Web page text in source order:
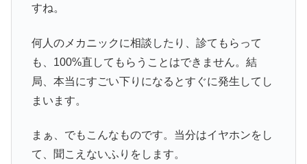
すね。
何人のメカニックに相談したり、診てもらって
も、100%直してもらうことはできません。結
局、本当にすごい下りになるとすぐに発生してし
まいます。
まぁ、でもこんなものです。当分はイヤホンをし
て、聞こえないふりをします。